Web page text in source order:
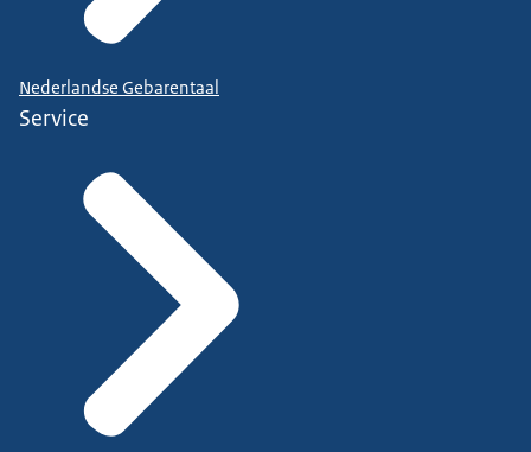
Nederlandse Gebarentaal
Service